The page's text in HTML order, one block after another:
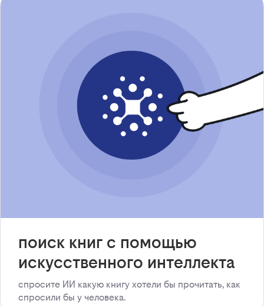
поиск книг с помощью
искусственного интеллекта
спросите ИИ какую книгу хотели бы прочитать, как
спросили бы у человека.